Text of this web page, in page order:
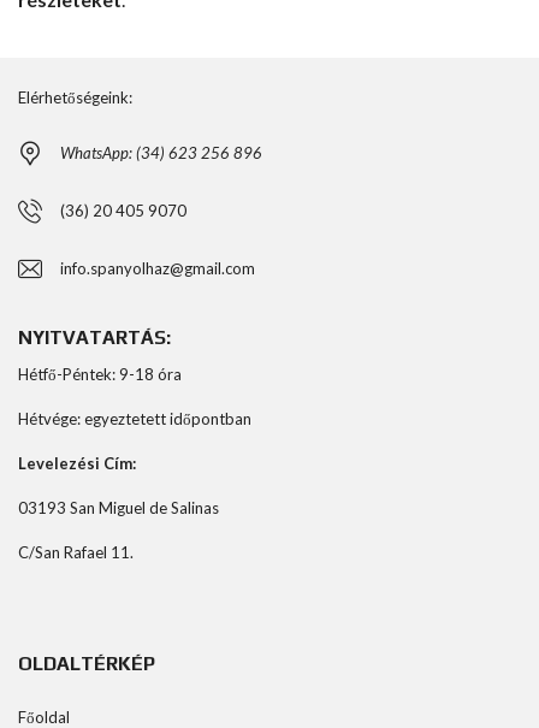
Elérhetőségeink:
WhatsApp: (34) 623 256 896
(36) 20 405 9070
info.spanyolhaz@gmail.com
NYITVATARTÁS:
Hétfő-Péntek: 9-18 óra
Hétvége: egyeztetett időpontban
Levelezési Cím:
03193 San Miguel de Salinas
C/San Rafael 11.
OLDALTÉRKÉP
Főoldal